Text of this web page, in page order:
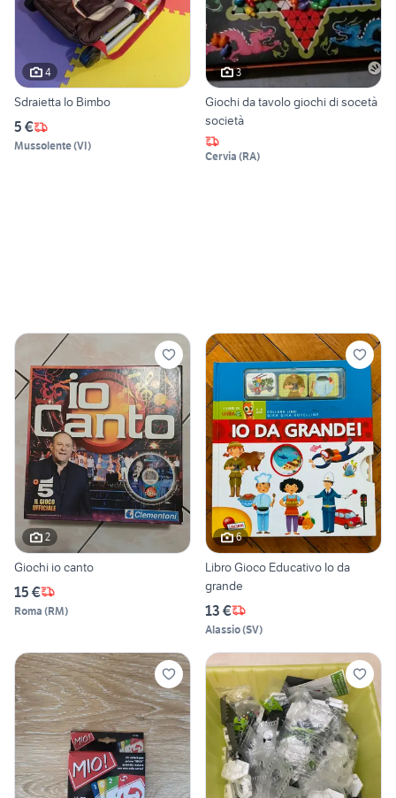
4
Sdraietta Io Bimbo
5 €
Mussolente(VI)
3
Giochi da tavolo giochi di socetà
società
Cervia (RA)
2
Giochi io canto
15 €
Roma (RM)
6
Libro Gioco Educativo Io da
grande
13 €
Alassio(SV)